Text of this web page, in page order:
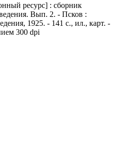
ресурс] : сборник
Вып. 2. - Псков :
1925. - 141 с., ил., карт. -
300 dpi